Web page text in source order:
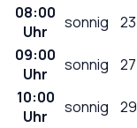
08:00
Uhr
sonnig 23
09:00
Uhr
sonnig 27
10:00
Uhr
sonnig 29